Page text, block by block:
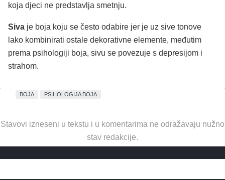
koja djeci ne predstavlja smetnju.
Siva je boja koju se često odabire jer je uz sive tonove
lako kombinirati ostale dekorativne elemente, međutim
prema psihologiji boja, sivu se povezuje s depresijom i
strahom.
BOJA PSIHOLOGIJA BOJA
Stavovi izneseni u tekstu i u komentarima ne odražavaju nužno
stav redakcije.